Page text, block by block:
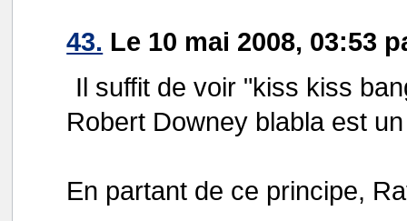
43. Le 10 mai 2008, 03:53
Il suffit de voir "kiss kiss
Robert Downey blabla est
En partant de ce principe,